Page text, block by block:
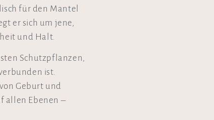
für den Mantel
er sich um jene,
und Halt.
Schutzpflanzen,
ist.
Geburt und
allen Ebenen –